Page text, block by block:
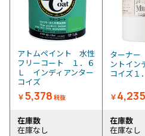
アトムペイント 水性
フリーコート １．６
Ｌ インディアンター
コイズ
￥5,378 税抜
ターナ
ントイン
コイズ１
￥4,235
在庫数
在庫なし
在庫数
在庫なし